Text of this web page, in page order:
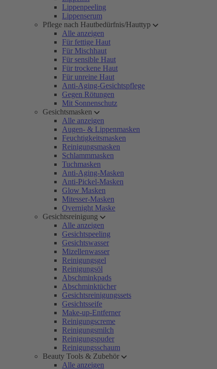
Lippenpeeling
Lippenserum
Pflege nach Hautbedürfnis/Hauttyp
Alle anzeigen
Für fettige Haut
Für Mischhaut
Für sensible Haut
Für trockene Haut
Für unreine Haut
Anti-Aging-Gesichtspflege
Gegen Rötungen
Mit Sonnenschutz
Gesichtsmasken
Alle anzeigen
Augen- & Lippenmasken
Feuchtigkeitsmasken
Reinigungsmasken
Schlammmasken
Tuchmasken
Anti-Aging-Masken
Anti-Pickel-Masken
Glow Masken
Mitesser-Masken
Overnight Maske
Gesichtsreinigung
Alle anzeigen
Gesichtspeeling
Gesichtswasser
Mizellenwasser
Reinigungsgel
Reinigungsöl
Abschminkpads
Abschminktücher
Gesichtsreinigungssets
Gesichtsseife
Make-up-Entferner
Reinigungscreme
Reinigungsmilch
Reinigungspuder
Reinigungsschaum
Beauty Tools & Zubehör
Alle anzeigen